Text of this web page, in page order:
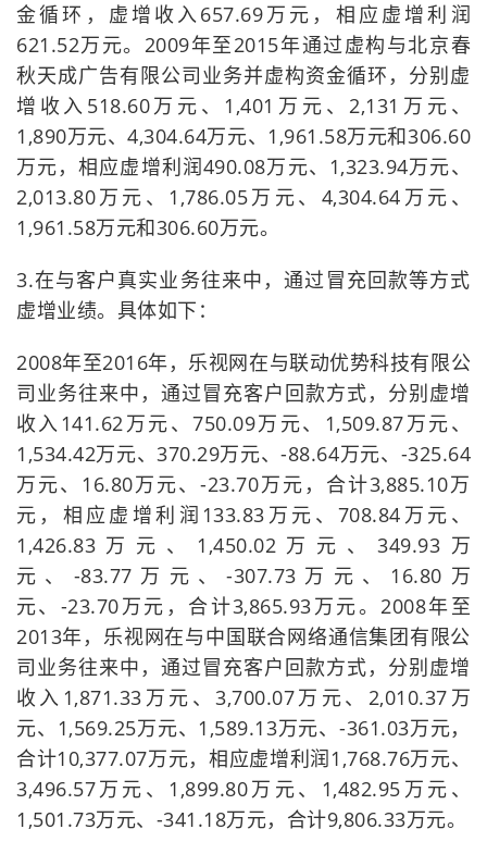
金循环，虚增收入657.69万元，相应虚增利润
621.52万元。2009年至2015年通过虚构与北京春
秋天成广告有限公司业务并虚构资金循环，分别虚
增收入518.60万元、1,401万元、2,131万元、
1,890万元、4,304.64万元、1,961.58万元和306.60
万元，相应虚增利润490.08万元、1,323.94万元、
2,013.80万元、1,786.05万元、4,304.64万元、
1,961.58万元和306.60万元。
3.在与客户真实业务往来中，通过冒充回款等方式
虚增业绩。具体如下：
2008年至2016年，乐视网在与联动优势科技有限公
司业务往来中，通过冒充客户回款方式，分别虚增
收入141.62万元、750.09万元、1,509.87万元、
1,534.42万元、370.29万元、-88.64万元、-325.64
万元、16.80万元、-23.70万元，合计3,885.10万
元，相应虚增利润133.83万元、708.84万元、
1,426.83万元、1,450.02万元、349.93万
元、-83.77万元、-307.73万元、16.80万
元、-23.70万元，合计3,865.93万元。2008年至
2013年，乐视网在与中国联合网络通信集团有限公
司业务往来中，通过冒充客户回款方式，分别虚增
收入1,871.33万元、3,700.07万元、2,010.37万
元、1,569.25万元、1,589.13万元、-361.03万元，
合计10,377.07万元，相应虚增利润1,768.76万元、
3,496.57万元、1,899.80万元、1,482.95万元、
1,501.73万元、-341.18万元，合计9,806.33万元。